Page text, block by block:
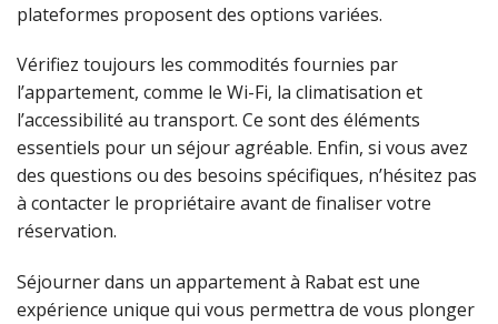
plateformes proposent des options variées.
Vérifiez toujours les commodités fournies par
l’appartement, comme le Wi-Fi, la climatisation et
l’accessibilité au transport. Ce sont des éléments
essentiels pour un séjour agréable. Enfin, si vous avez
des questions ou des besoins spécifiques, n’hésitez pas
à contacter le propriétaire avant de finaliser votre
réservation.
Séjourner dans un appartement à Rabat est une
expérience unique qui vous permettra de vous plonger